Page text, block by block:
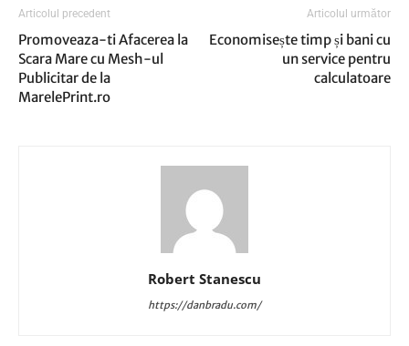
Articolul precedent
Promoveaza-ti Afacerea la
Scara Mare cu Mesh-ul
Publicitar de la
MarelePrint.ro
Articolul următor
Economisește timp și bani cu
un service pentru
calculatoare
Robert Stanescu
https://danbradu.com/